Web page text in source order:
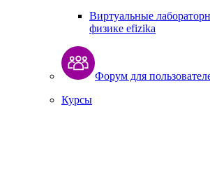
Виртуальные
физике efizika
Форум для
Курсы